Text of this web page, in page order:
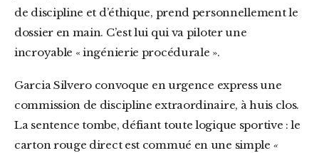
de discipline et d’éthique, prend personnellement le
dossier en main. C’est lui qui va piloter une
incroyable « ingénierie procédurale ».
Garcia Silvero convoque en urgence express une
commission de discipline extraordinaire, à huis clos.
La sentence tombe, défiant toute logique sportive : le
carton rouge direct est commué en une simple «